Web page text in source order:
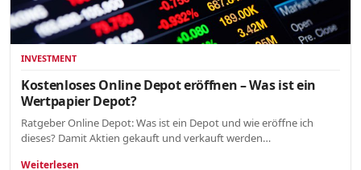
INVESTMENT
Kostenloses Online Depot eröffnen – Was ist ein
Wertpapier Depot?
Ratgeber Online Depot: Was ist ein Depot und wie eröffne ich
dieses? Damit Aktien gekauft und verkauft werden…
Weiterlesen